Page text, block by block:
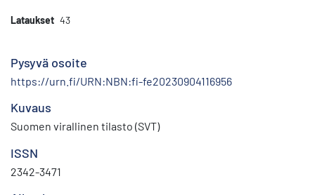
Lataukset 43
Pysyvä osoite
https://urn.fi/URN:NBN:fi-fe20230904116956
Kuvaus
Suomen virallinen tilasto (SVT)
ISSN
2342-3471